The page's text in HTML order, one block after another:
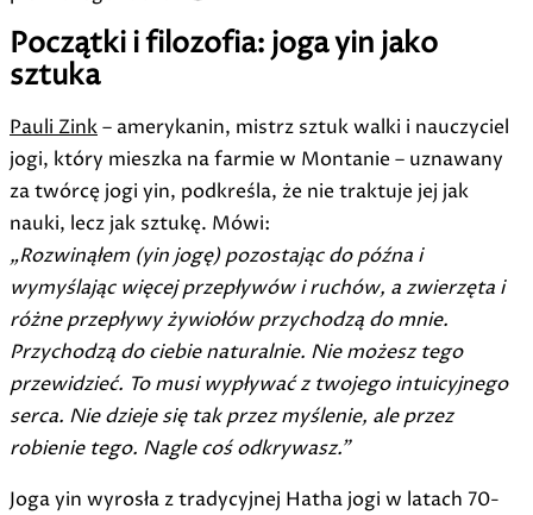
Początki i filozofia: joga yin jako
sztuka
Pauli Zink– amerykanin, mistrz sztuk walki i nauczyciel
jogi, który mieszka na farmie w Montanie – uznawany
za twórcę jogi yin, podkreśla, że nie traktuje jej jak
nauki, lecz jak sztukę. Mówi:
„Rozwinąłem (yin jogę) pozostając do późna i
wymyślając więcej przepływów i ruchów, a zwierzęta i
różne przepływy żywiołów przychodzą do mnie.
Przychodzą do ciebie naturalnie. Nie możesz tego
przewidzieć. To musi wypływać z twojego intuicyjnego
serca. Nie dzieje się tak przez myślenie, ale przez
robienie tego. Nagle coś odkrywasz.”
Joga yin wyrosła z tradycyjnej Hatha jogi w latach 70-